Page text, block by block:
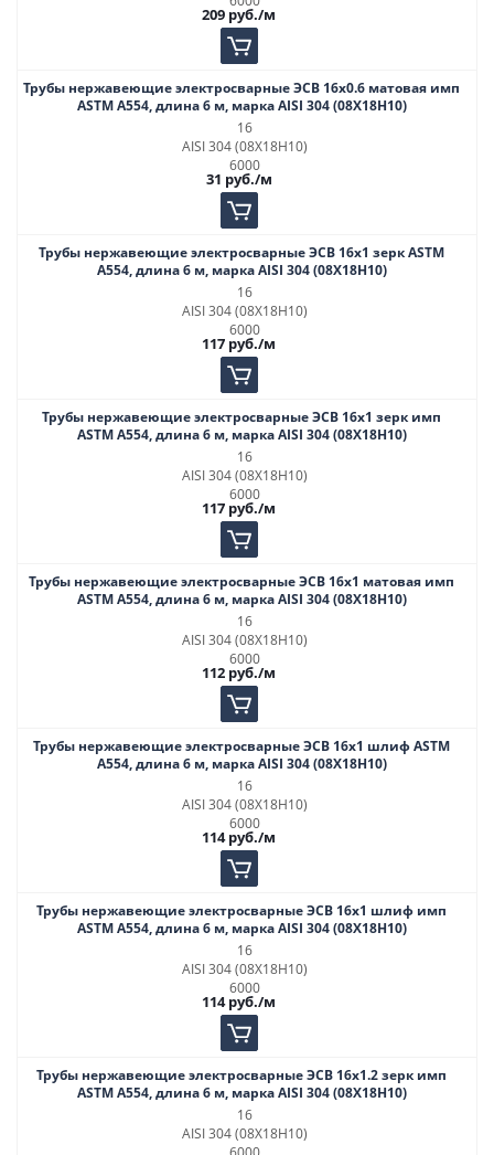
209 руб./м
Трубы нержавеющие электросварные ЭСВ 16х0.6 матовая имп
ASTM A554, длина 6 м, марка AISI 304 (08Х18Н10)
16
AISI 304 (08Х18Н10)
6000
31 руб./м
Трубы нержавеющие электросварные ЭСВ 16х1 зерк ASTM
A554, длина 6 м, марка AISI 304 (08Х18Н10)
16
AISI 304 (08Х18Н10)
6000
117 руб./м
Трубы нержавеющие электросварные ЭСВ 16х1 зерк имп
ASTM A554, длина 6 м, марка AISI 304 (08Х18Н10)
16
AISI 304 (08Х18Н10)
6000
117 руб./м
Трубы нержавеющие электросварные ЭСВ 16х1 матовая имп
ASTM A554, длина 6 м, марка AISI 304 (08Х18Н10)
16
AISI 304 (08Х18Н10)
6000
112 руб./м
Трубы нержавеющие электросварные ЭСВ 16х1 шлиф ASTM
A554, длина 6 м, марка AISI 304 (08Х18Н10)
16
AISI 304 (08Х18Н10)
6000
114руб./м
Трубы нержавеющие электросварные ЭСВ 16х1 шлиф имп
ASTM A554, длина 6 м, марка AISI 304 (08Х18Н10)
16
AISI 304 (08Х18Н10)
6000
114руб./м
Трубы нержавеющие электросварные ЭСВ 16х1.2 зерк имп
ASTM A554, длина 6 м, марка AISI 304 (08Х18Н10)
16
AISI 304 (08Х18Н10)